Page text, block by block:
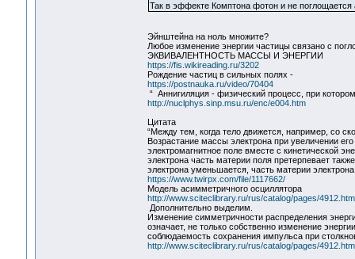
Так в эффекте Комптона фотон и не поглощается
Эйнштейна на ноль множите?
Любое изменение энергии частицы связано с
ЭКВИВАЛЕНТНОСТЬ МАССЫ И ЭНЕРГИИ
https://fis.wikireading.ru/3202
Рождение частиц в сильных полях -
https://postnauka.ru/video/70404
“ Аннигиляция - физический процесс, при
http://nuclphys.sinp.msu.ru/enc/e004.htm
Цитата
“Между тем, когда тело движется, например, со
Возрастание массы электрона при увеличении
электромагнитное поле вместе с кинетической
электрона часть материи поля претерпевает
электрона уменьшается, часть материи
https://www.twirpx.com/file/1117662/
Модель асимметричного осциллятора
http://www.sciteclibrary.ru/rus/catalog/pages/
Дополнительно выделим.
Изменение симметричности распределения
означает, не только собственно изменение
соблюдаемость сохранения импульса при
http://www.sciteclibrary.ru/rus/catalog/pages/